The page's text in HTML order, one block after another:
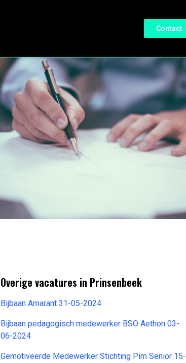
Contact
Overige vacatures in Prinsenbeek
Bijbaan Amarant 31-05-2024
Bijbaan pedagogisch medewerker BSO Aethon 03-
06-2024
Gemotiveerde Medewerker Stichting Pim Senior 15-